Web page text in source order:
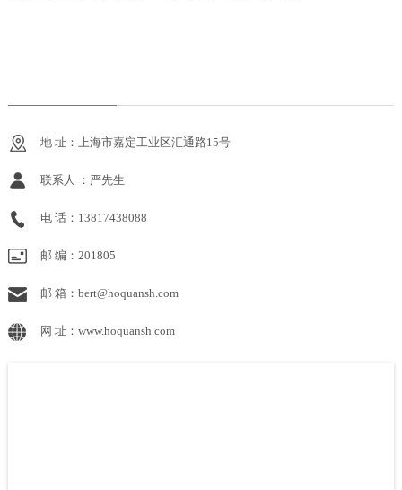
地 址：上海市嘉定工业区汇通路15号
联系人 ：严先生
电 话：13817438088
邮 编：201805
邮 箱：bert@hoquansh.com
网 址：www.hoquansh.com